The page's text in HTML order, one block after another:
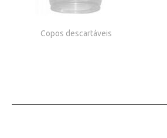
Copos descartáveis